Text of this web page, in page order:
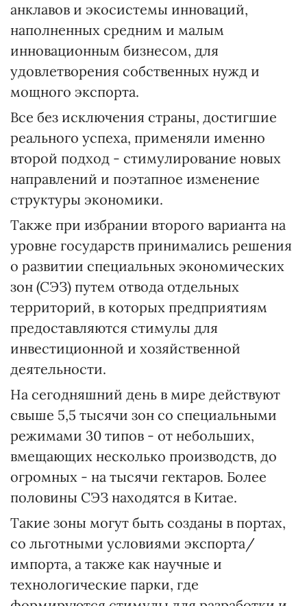
анклавов и экосистемы инноваций,
наполненных средним и малым
инновационным бизнесом, для
удовлетворения собственных нужд и
мощного экспорта.
Все без исключения страны, достигшие
реального успеха, применяли именно
второй подход - стимулирование новых
направлений и поэтапное изменение
структуры экономики.
Также при избрании второго варианта на
уровне государств принимались решения
о развитии специальных экономических
зон (СЭЗ) путем отвода отдельных
территорий, в которых предприятиям
предоставляются стимулы для
инвестиционной и хозяйственной
деятельности.
На сегодняшний день в мире действуют
свыше 5,5 тысячи зон со специальными
режимами 30 типов - от небольших,
вмещающих несколько производств, до
огромных - на тысячи гектаров. Более
половины СЭЗ находятся в Китае.
Такие зоны могут быть созданы в портах,
со льготными условиями экспорта/
импорта, а также как научные и
технологические парки, где